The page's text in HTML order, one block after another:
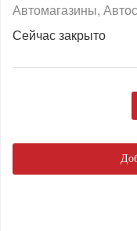
Автомагазины
Сейчас закрыто